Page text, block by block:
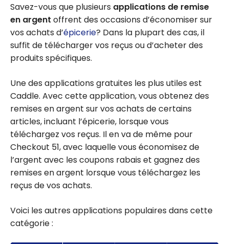
Savez-vous que plusieurs applications de remise
en argent offrent des occasions d’économiser sur
vos achats d’épicerie? Dans la plupart des cas, il
suffit de télécharger vos reçus ou d’acheter des
produits spécifiques.
Une des applications gratuites les plus utiles est
Caddle. Avec cette application, vous obtenez des
remises en argent sur vos achats de certains
articles, incluant l’épicerie, lorsque vous
téléchargez vos reçus. Il en va de même pour
Checkout 51, avec laquelle vous économisez de
l’argent avec les coupons rabais et gagnez des
remises en argent lorsque vous téléchargez les
reçus de vos achats.
Voici les autres applications populaires dans cette
catégorie :